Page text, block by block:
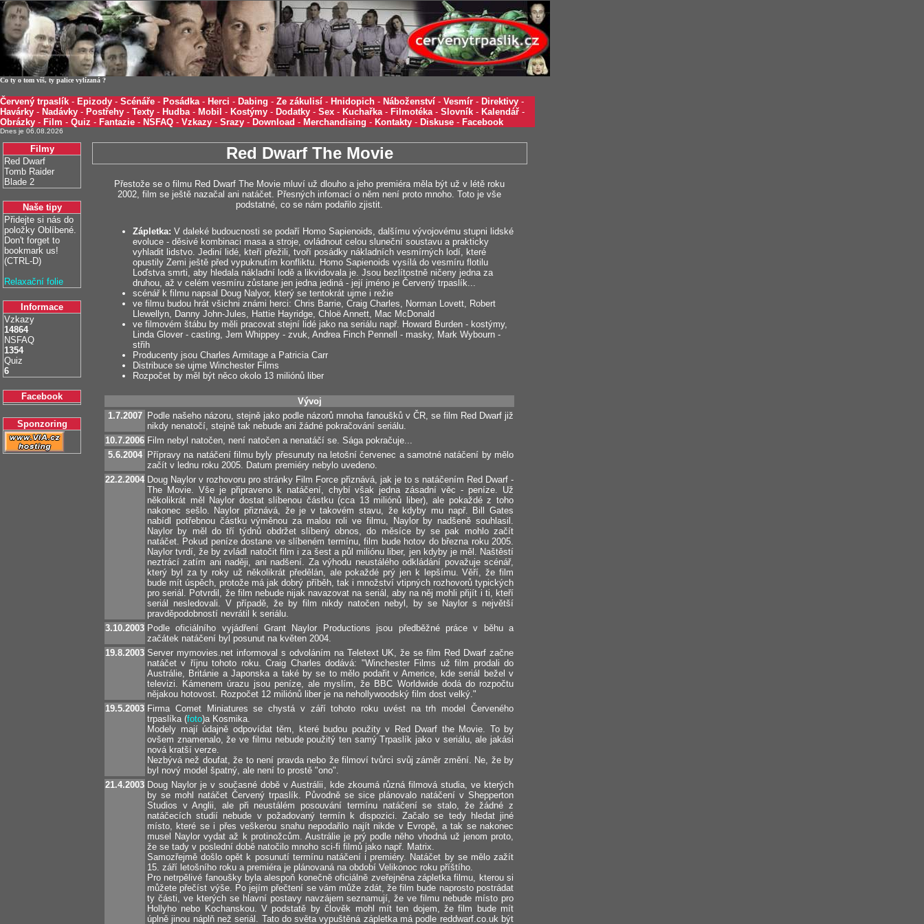
Co ty o tom víš, ty palice vylízaná ?
Červený trpaslík - Epizody - Scénáře - Posádka- Herci - Dabing - Ze zákulisí - Hnidopich - Náboženství - Vesmír - Direktivy -
Havárky - Nadávky - Postřehy - Texty - Hudba- Mobil - Kostýmy - Dodatky - Sex - Kuchařka- Filmotéka- Slovník - Kalendář -
Obrázky - Film - Quiz - Fantazie - NSFAQ - Vzkazy - Srazy - Download - Merchandising - Kontakty - Diskuse - Facebook
Dnes je 06.08.2026
Filmy
Red Dwarf
Tomb Raider
Blade 2
Naše tipy
Přidejte si nás do
položky Oblíbené.
Don't forget to
bookmark us!
(CTRL-D)
Relaxační folie
Informace
Vzkazy
14864
NSFAQ
1354
Quiz
6
Facebook
Sponzoring
Red Dwarf The Movie
Přestože se o filmu Red Dwarf The Movie mluví už dlouho a jeho premiéra měla být už v létě roku
2002, film se ještě nazačal ani natáčet. Přesných infomací o něm není proto mnoho. Toto je vše
podstatné, co se nám podařilo zjistit.
Zápletka: V daleké budoucnosti se podaří Homo Sapienoids, dalšímu vývojovému stupni lidské
evoluce - děsivé kombinaci masa a stroje, ovládnout celou sluneční soustavu a prakticky
vyhladit lidstvo. Jediní lidé, kteří přežili, tvoří posádky nákladních vesmírných lodí, které
opustily Zemi ještě před vypuknutím konfliktu. Homo Sapienoids vysílá do vesmíru flotilu
Loďstva smrti, aby hledala nákladní lodě a likvidovala je. Jsou bezlítostně ničeny jedna za
druhou, až v celém vesmíru zůstane jen jedna jediná - její jméno je Červený trpaslík...
scénář k filmu napsal Doug Nalyor, který se tentokrát ujme i režie
ve filmu budou hrát všichni známi herci: Chris Barrie, Craig Charles, Norman Lovett, Robert
Llewellyn, Danny John-Jules, Hattie Hayridge, Chloë Annett, Mac McDonald
ve filmovém štábu by měli pracovat stejní lidé jako na seriálu např. Howard Burden - kostýmy,
Linda Glover - casting, Jem Whippey - zvuk, Andrea Finch Pennell - masky, Mark Wybourn -
střih
Producenty jsou Charles Armitage a Patricia Carr
Distribuce se ujme Winchester Films
Rozpočet by měl být něco okolo 13 miliónů liber
Vývoj
1.7.2007
Podle našeho názoru, stejně jako podle názorů mnoha fanoušků v ČR, se film Red Dwarf již
nikdy nenatočí, stejně tak nebude ani žádné pokračování seriálu.
10.7.2006 Film nebyl natočen, není natočen a nenatáčí se. Sága pokračuje...
5.6.2004
Přípravy na natáčení filmu byly přesunuty na letošní červenec a samotné natáčení by mělo
začít v lednu roku 2005. Datum premiéry nebylo uvedeno.
22.2.2004 Doug Naylor v rozhovoru pro stránky Film Force přiznává, jak je to s natáčením Red Dwarf -
The Movie. Vše je připraveno k natáčení, chybí však jedna zásadní věc - peníze. Už
několikrát měl Naylor dostat slíbenou částku (cca 13 miliónů liber), ale pokaždé z toho
nakonec sešlo. Naylor přiznává, že je v takovém stavu, že kdyby mu např. Bill Gates
nabídl potřebnou částku výměnou za malou roli ve filmu, Naylor by nadšeně souhlasil.
Naylor by měl do tří týdnů obdržet slíbený obnos, do měsíce by se pak mohlo začít
natáčet. Pokud peníze dostane ve slíbeném termínu, film bude hotov do března roku 2005.
Naylor tvrdí, že by zvládl natočit film i za šest a půl miliónu liber, jen kdyby je měl. Naštěstí
neztrácí zatím ani naději, ani nadšení. Za výhodu neustálého odkládání považuje scénář,
který byl za ty roky už několikrát předělán, ale pokaždé prý jen k lepšímu. Věří, že film
bude mít úspěch, protože má jak dobrý příběh, tak i množství vtipných rozhovorů typických
pro seriál. Potvrdil, že film nebude nijak navazovat na seriál, aby na něj mohli přijít i ti, kteří
seriál nesledovali. V případě, že by film nikdy natočen nebyl, by se Naylor s největší
pravděpodobností nevrátil k seriálu.
3.10.2003 Podle oficiálního vyjádření Grant Naylor Productions jsou předběžné práce v běhu a
začátek natáčení byl posunut na květen 2004.
19.8.2003 Server mymovies.net informoval s odvoláním na Teletext UK, že se film Red Dwarf začne
natáčet v říjnu tohoto roku. Craig Charles dodává: "Winchester Films už film prodali do
Austrálie, Británie a Japonska a také by se to mělo podařit v Americe, kde seriál bežel v
televizi. Kámenem úrazu jsou peníze, ale myslím, že BBC Worldwide dodá do rozpočtu
nějakou hotovost. Rozpočet 12 miliónů liber je na nehollywoodský film dost velký."
19.5.2003 Firma Comet Miniatures se chystá v září tohoto roku uvést na trh model Červeného
trpaslíka (foto)a Kosmika.
Modely mají údajně odpovídat těm, které budou použity v Red Dwarf the Movie. To by
ovšem znamenalo, že ve filmu nebude použitý ten samý Trpaslík jako v seriálu, ale jakási
nová kratší verze.
Nezbývá než doufat, že to není pravda nebo že filmoví tvůrci svůj záměr změní. Ne, že by
byl nový model špatný, ale není to prostě "ono".
21.4.2003 Doug Naylor je v současné době v Austrálii, kde zkoumá různá filmová studia, ve kterých
by se mohl natáčet Červený trpaslík. Původně se sice plánovalo natáčení v Shepperton
Studios v Anglii, ale při neustálém posouvání termínu natáčení se stalo, že žádné z
natáčecích studií nebude v požadovaný termín k dispozici. Začalo se tedy hledat jiné
místo, které se i přes veškerou snahu nepodařilo najít nikde v Evropě, a tak se nakonec
musel Naylor vydat až k protinožcům. Austrálie je prý podle něho vhodná už jenom proto,
že se tady v poslední době natočilo mnoho sci-fi filmů jako např. Matrix.
Samozřejmě došlo opět k posunutí termínu natáčení i premiéry. Natáčet by se mělo zažít
15. září letošního roku a premiéra je plánovaná na období Velikonoc roku příštího.
Pro netrpělivé fanoušky byla alespoň konečně oficiálně zveřejněna zápletka filmu, kterou si
můžete přečíst výše. Po jejím přečtení se vám může zdát, že film bude naprosto postrádat
ty části, ve kterých se hlavní postavy navzájem seznamují, že ve filmu nebude místo pro
Hollyho nebo Kochanskou. V podstatě by člověk mohl mít ten dojem, že film bude mít
úplně jinou náplň než seriál. Tato do světa vypuštěná zápletka má podle reddwarf.co.uk být